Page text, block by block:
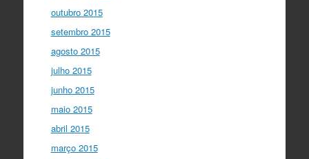
outubro 2015
setembro 2015
agosto 2015
julho 2015
junho 2015
maio 2015
abril 2015
março 2015